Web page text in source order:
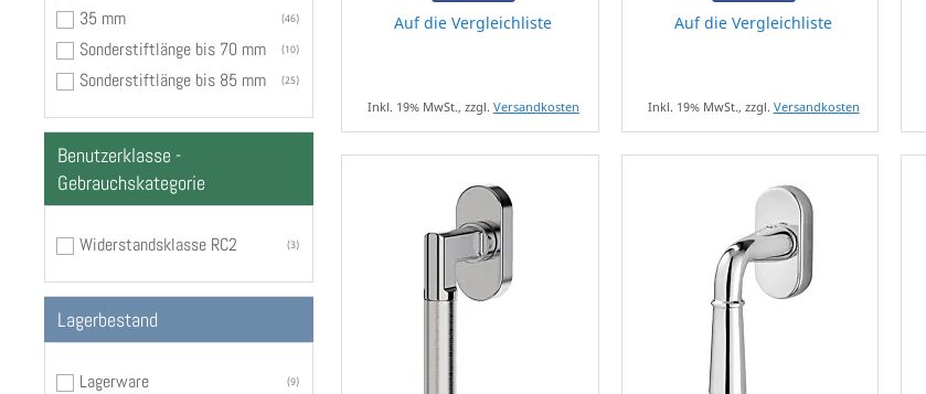
Auf die Vergleichliste
Inkl. 19% MwSt., zzgl. Versandkosten
Auf die Vergleichliste
Inkl. 19% MwSt., zzgl. Versandkosten
35 mm 46
Sonderstiftlänge bis 70 mm 10
Sonderstiftlänge bis 85 mm 25
Benutzerklasse -
Gebrauchskategorie
Widerstandsklasse RC2 3
Lagerbestand
Lagerware 9